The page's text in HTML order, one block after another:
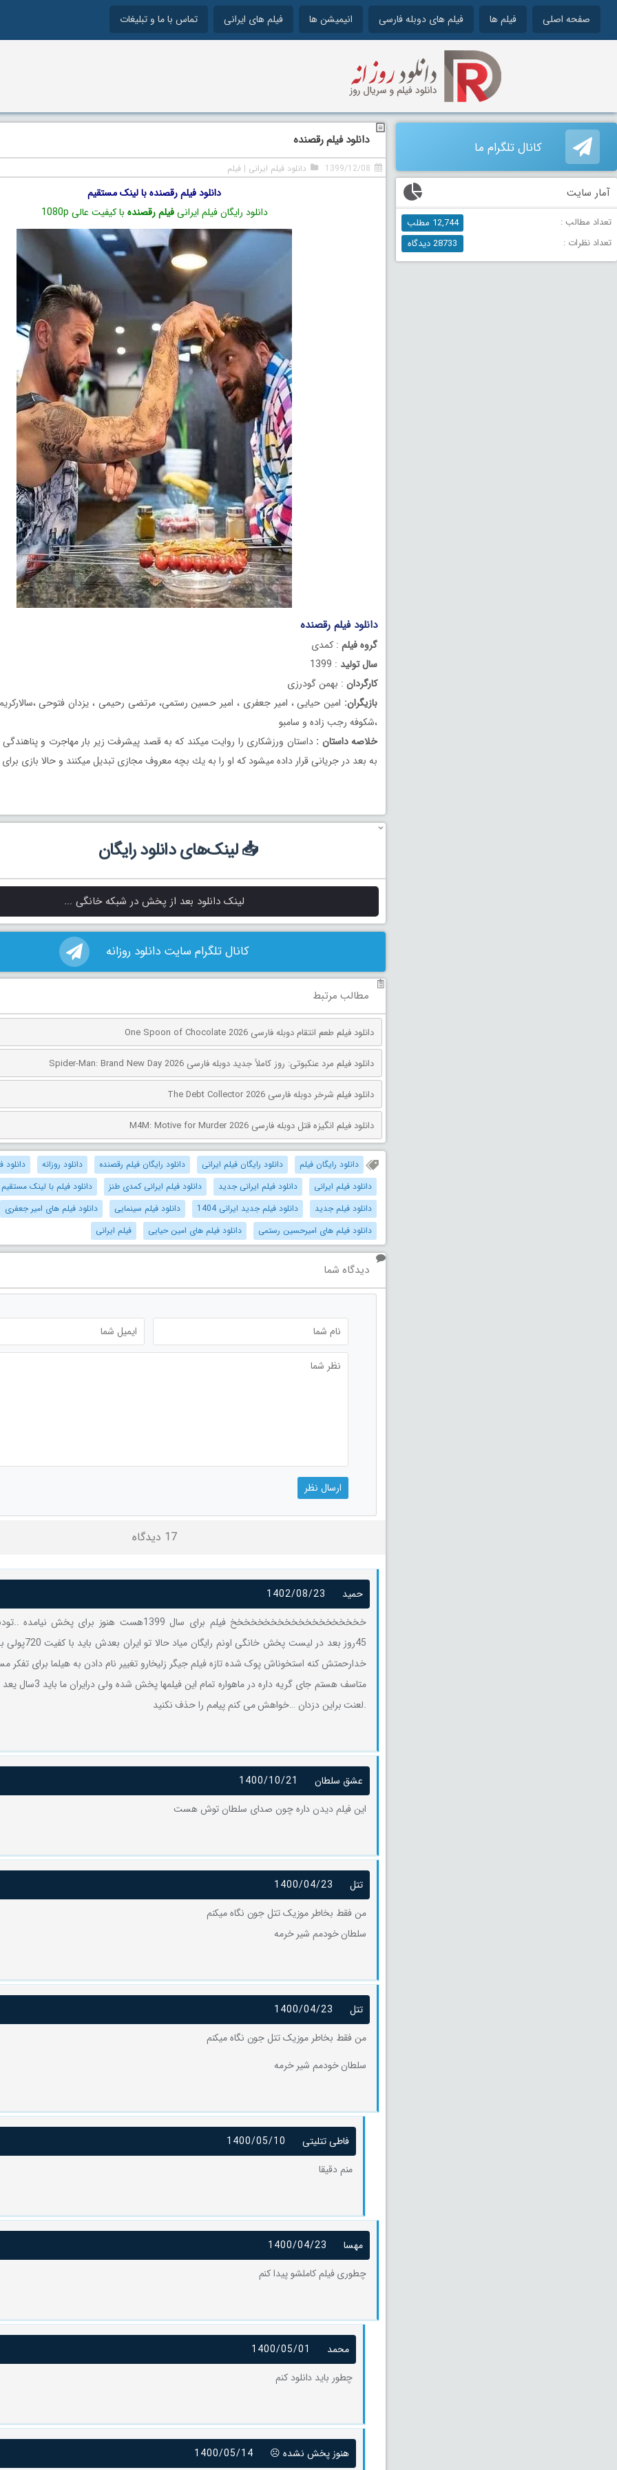
صفحه اصلی فیلم ها فیلم های دوبله فارسی انیمیشن ها فیلم های ایرانی تماس با ما و تبلیغات
دانلود فیلم رقصنده
1399/12/08 دانلود فیلم ایرانی | فیلم
دانلود فیلم رقصنده با لینک مستقیم
دانلود رایگان فیلم ایرانیفیلم رقصنده با کیفیت عالی 1080p
دانلود فیلم رقصنده
گروه فیلم : کمدی
سال تولید : 1399
کارگردان : بهمن گودرزى
بازیگران: امين حيايى ، امير جعفرى ، امير حسين رستمى، مرتضى رحيمى ، يزدان فتوحى
،شکوفه رجب زاده و سامبو
خلاصه داستان : داستان ورزشكارى را روايت ميكند كه به قصد پيشرفت زير بار مهاجرت و پناهندگى
به بعد در جريانى قرار داده ميشود كه او را به يك بچه معروف مجازى تبديل ميكنند و حالا بازى
📥 لینک‌های دانلود رایگان
لینک دانلود بعد از پخش در شبکه خانگی ...
کانال تلگرام سایت دانلود روزانه
مطالب مرتبط
دانلود فیلم طعم انتقام دوبله فارسی One Spoon of Chocolate 2026
دانلود فیلم مرد عنکبوتی: روز کاملاً جدید دوبله فارسی Spider-Man: Brand New Day 2026
دانلود فیلم شرخر دوبله فارسی The Debt Collector 2026
دانلود فیلم انگیزه قتل دوبله فارسی M4M: Motive for Murder 2026
دانلود رایگان فیلم دانلود رایگان فیلم ایرانی دانلود رایگان فیلم رقصنده دانلود روزانه
دانلود
دانلود فیلم ایرانی
دانلود فیلم ایرانی جدید دانلود فیلم ایرانی کمدی طنز
دانلود فیلم با لینک مستقیم
دانلود فیلم جدید
دانلود فیلم جدید ایرانی 1404 دانلود فیلم سینمایی
دانلود فیلم های امیر جعفری
دانلود فیلم های امیرحسین رستمی
دانلود فیلم های امین حیایی فیلم ایرانی
دیدگاه شما
17 دیدگاه
حمید
1402/08/23
خخخخخخخخخخخخخخخخخخخخ فیلم برای سال 1399هست هنوز برای پخش
45روز بعد در لیست پخش
خدارحمتش کنه استخوناش پوک شده تازه فیلم جیگر زلیخارو تغییر نام دادن به هیلما برای تفکر
متاسف هستم جای گریه داره در
.لعنت براین دزدان …خواهش می کنم پیامم را حذف نکنید
عشق سلطان
1400/10/21
این فیلم دیدن داره چون صدای سلطان توش هست
تتل
1400/04/23
من فقط بخاطر موزیک تتل جون نگاه میکنم
سلطان خودمم شیر خرمه
تتل
1400/04/23
من فقط بخاطر موزیک تتل جون نگاه میکنم
سلطان خودمم شیر خرمه
فاطی تتلیتی
1400/05/10
منم دقیقا
مهسا
1400/04/23
چطوری فیلم کاملشو پیدا کنم
محمد
1400/05/01
چطور باید دانلود کنم
هنوز پخش نشده ☹️ 1400/05/14
کانال تلگرام ما
آمار سایت
تعداد مطالب :
12,744 مطلب
تعداد نظرات :
28733 دیدگاه